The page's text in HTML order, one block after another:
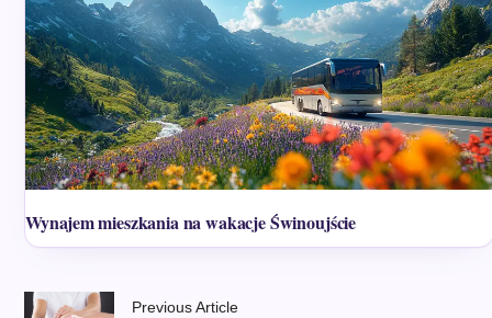
Wynajem mieszkania na wakacje Świnoujście
Previous Article